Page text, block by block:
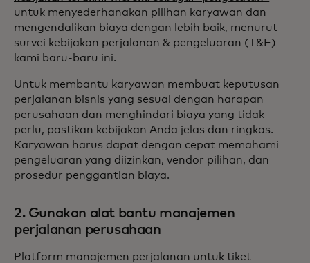
untuk menyederhanakan pilihan karyawan dan
mengendalikan biaya dengan lebih baik, menurut
survei kebijakan perjalanan & pengeluaran (T&E)
kami baru-baru ini.
Untuk membantu karyawan membuat keputusan
perjalanan bisnis yang sesuai dengan harapan
perusahaan dan menghindari biaya yang tidak
perlu, pastikan kebijakan Anda jelas dan ringkas.
Karyawan harus dapat dengan cepat memahami
pengeluaran yang diizinkan, vendor pilihan, dan
prosedur penggantian biaya.
2. Gunakan alat bantu manajemen
perjalanan perusahaan
Platform manajemen perjalanan untuk tiket